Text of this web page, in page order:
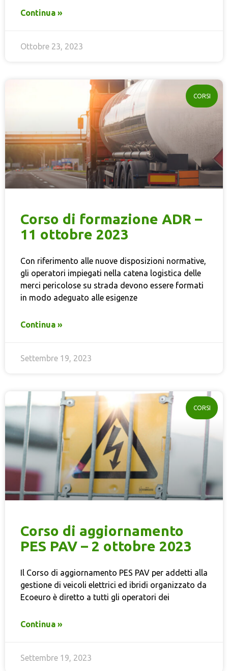
Continua »
Ottobre 23, 2023
CORSI
Corso di formazione ADR –
11 ottobre 2023
Con riferimento alle nuove disposizioni normative,
gli operatori impiegati nella catena logistica delle
merci pericolose su strada devono essere formati
in modo adeguato alle esigenze
Continua »
Settembre 19, 2023
CORSI
Corso di aggiornamento
PES PAV – 2 ottobre 2023
Il Corso di aggiornamento PES PAV per addetti alla
gestione di veicoli elettrici ed ibridi organizzato da
Ecoeuro è diretto a tutti gli operatori dei
Continua »
Settembre 19, 2023